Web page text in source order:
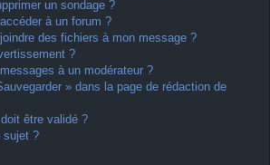
un sondage ?
à un forum ?
des fichiers à mon message ?
?
à un modérateur ?
» dans la page de rédaction de
être validé ?
sujet ?